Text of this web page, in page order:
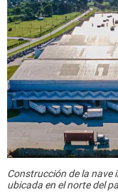
Construcción de la nave
ubicada en el norte del